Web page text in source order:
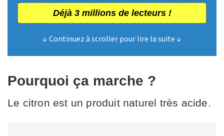
Déjà 3 millions de lecteurs !
↓ Continuez à scroller pour lire la suite ↓
Pourquoi ça marche ?
Le citron est un produit naturel très acide.